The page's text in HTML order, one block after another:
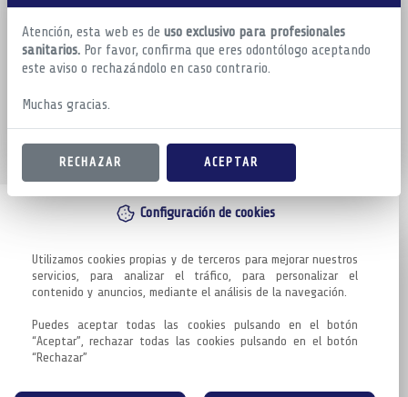
Atención, esta web es de uso exclusivo para profesionales
sanitarios. Por favor, confirma que eres odontólogo aceptando
este aviso o rechazándolo en caso contrario.
Muchas gracias.
RECHAZAR ACEPTAR
Configuración de cookies
Utilizamos cookies propias y de terceros para mejorar nuestros
servicios, para analizar el tráfico, para personalizar el
contenido y anuncios, mediante el análisis de la navegación.
Puedes aceptar todas las cookies pulsando en el botón
“Aceptar”, rechazar todas las cookies pulsando en el botón
“Rechazar”